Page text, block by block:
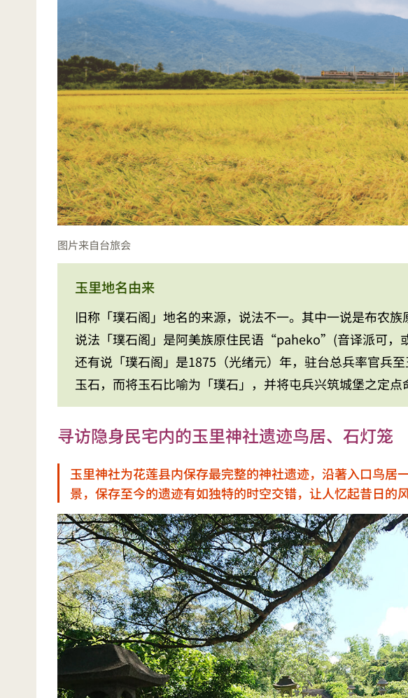
图片来自台旅会
玉里地名由来
旧称「璞石阁」地名的来源，说法不一。其中一说是布农
说法「璞石阁」是阿美族原住民语“paheko”(音译派可，
还有说「璞石阁」是1875（光绪元）年，驻台总兵率官兵
玉石，而将玉石比喻为「璞石」，并将屯兵兴筑城堡之定点
寻访隐身民宅内的玉里神社遗迹鸟居、石灯笼
玉里神社为花莲县内保存最完整的神社遗迹，沿著入口鸟居
景，保存至今的遗迹有如独特的时空交错，让人忆起昔日的风